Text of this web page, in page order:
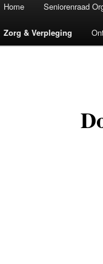
Spring naar de
Home Seniorenraad
Zorg & Verpleging